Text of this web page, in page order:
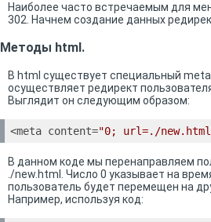
Наиболее часто встречаемым для
302. Начнем создание данных
Методы html.
В html существует специальный
осуществляет редирект
Выглядит он следующим образом:
<meta content="0; url=./
В данном коде мы перенаправляем
./new.html. Число 0 указывает на
пользователь будет перемещен на
Например, используя код: